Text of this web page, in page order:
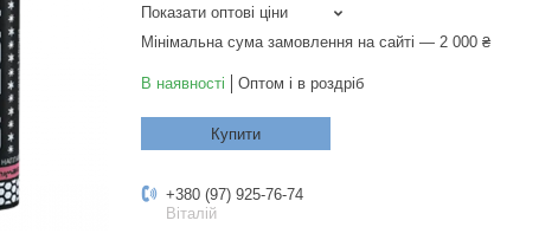
Показати оптові ціни
Мінімальна сума замовлення на сайті — 2 000 ₴
В наявності Оптом і в роздріб
Купити
+380 (97) 925-76-74
Віталій